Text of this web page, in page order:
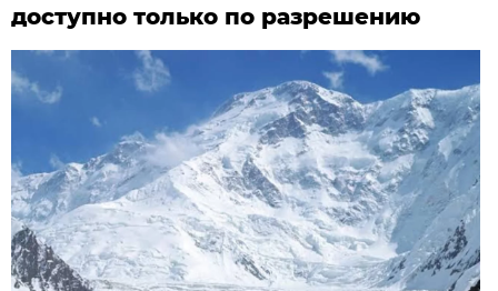
доступно только по разрешению